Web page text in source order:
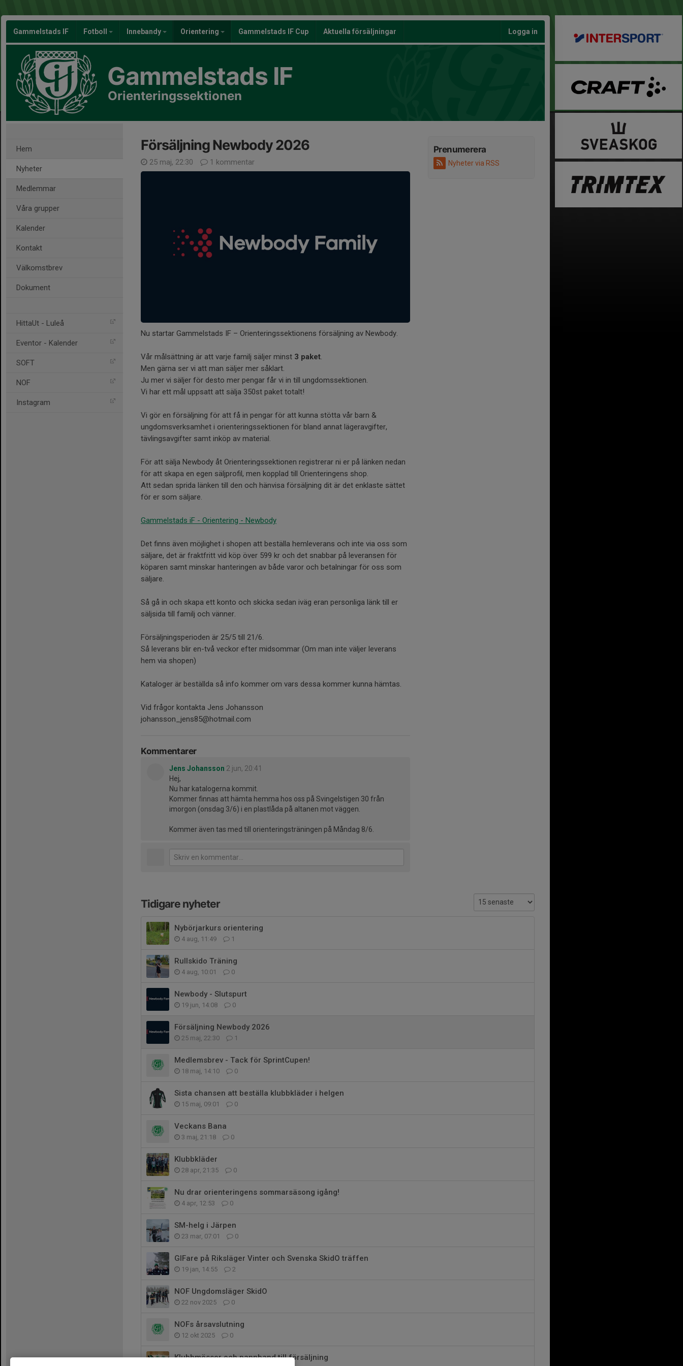
Gammelstads IF Fotboll Innebandy Orientering Gammelstads IF Cup Aktuella försäljningar Logga in
Gammelstads IF
Orienteringssektionen
Hem
Nyheter
Medlemmar
Våra grupper
Kalender
Kontakt
Välkomstbrev
Dokument
HittaUt - Luleå
Eventor - Kalender
SOFT
NOF
Instagram
Prenumerera
Nyheter via RSS
Försäljning Newbody 2026
25 maj, 22:30 1 kommentar
Nu startar Gammelstads IF – Orienteringssektionens försäljning av Newbody.
Vår målsättning är att varje familj säljer minst 3 paket.
Men gärna ser vi att man säljer mer såklart.
Ju mer vi säljer för desto mer pengar får vi in till ungdomssektionen.
Vi har ett mål uppsatt att sälja 350st paket totalt!
Vi gör en försäljning för att få in pengar för att kunna stötta vår barn &
ungdomsverksamhet i orienteringssektionen för bland annat lägeravgifter,
tävlingsavgifter samt inköp av material.
För att sälja Newbody åt Orienteringssektionen registrerar ni er på länken nedan
för att skapa en egen säljprofil, men kopplad till Orienteringens shop.
Att sedan sprida länken till den och hänvisa försäljning dit är det enklaste sättet
för er som säljare.
Gammelstads iF - Orientering - Newbody
Det finns även möjlighet i shopen att beställa hemleverans och inte via oss som
säljare, det är fraktfritt vid köp över 599 kr och det snabbar på leveransen för
köparen samt minskar hanteringen av både varor och betalningar för oss som
säljare.
Så gå in och skapa ett konto och skicka sedan iväg eran personliga länk till er
säljsida till familj och vänner.
Försäljningsperioden är 25/5 till 21/6.
Så leverans blir en-två veckor efter midsommar (Om man inte väljer leverans
hem via shopen)
Kataloger är beställda så info kommer om vars dessa kommer kunna hämtas.
Vid frågor kontakta Jens Johansson
johansson_jens85@hotmail.com
Kommentarer
Jens Johansson 2 jun, 20:41
Hej,
Nu har katalogerna kommit.
Kommer finnas att hämta hemma hos oss på Svingelstigen 30 från
imorgon (onsdag 3/6) i en plastlåda på altanen mot väggen.
Kommer även tas med till orienteringsträningen på Måndag 8/6.
Tidigare nyheter
Nybörjarkurs orientering
4 aug, 11:49 1
Rullskido Träning
4 aug, 10:01 0
Newbody - Slutspurt
19 jun, 14:08 0
Försäljning Newbody 2026
25 maj, 22:30 1
Medlemsbrev - Tack för SprintCupen!
18 maj, 14:10 0
Sista chansen att beställa klubbkläder i helgen
15 maj, 09:01 0
Veckans Bana
3 maj, 21:18 0
Klubbkläder
28 apr, 21:35 0
Nu drar orienteringens sommarsäsong igång!
4 apr, 12:53 0
SM-helg i Järpen
23 mar, 07:01 0
GIFare på Riksläger Vinter och Svenska SkidO träffen
19 jan, 14:55 2
NOF Ungdomsläger SkidO
22 nov 2025 0
NOFs årsavslutning
12 okt 2025 0
Klubbmössor och pannband till försäljning